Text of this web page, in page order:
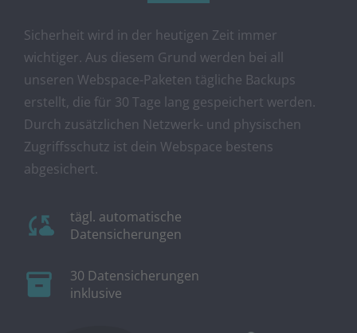
Sicherheit wird in der heutigen Zeit immer
wichtiger. Aus diesem Grund werden bei all
unseren Webspace-Paketen tägliche Backups
erstellt, die für 30 Tage lang gespeichert werden.
Durch zusätzlichen Netzwerk- und physischen
Zugriffsschutz ist dein Webspace bestens
abgesichert.
cloud_sync
tägl. automatische
Datensicherungen
inventory_2
30 Datensicherungen
inklusive